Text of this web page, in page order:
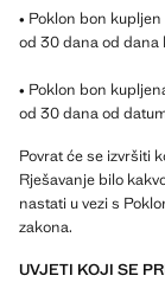
• Poklon bon
od 30 dana od dana
• Poklon bon
od 30 dana od
Povrat će se izvršiti
Rješavanje bilo
nastati u vezi s
zakona.
UVJETI KOJI SE